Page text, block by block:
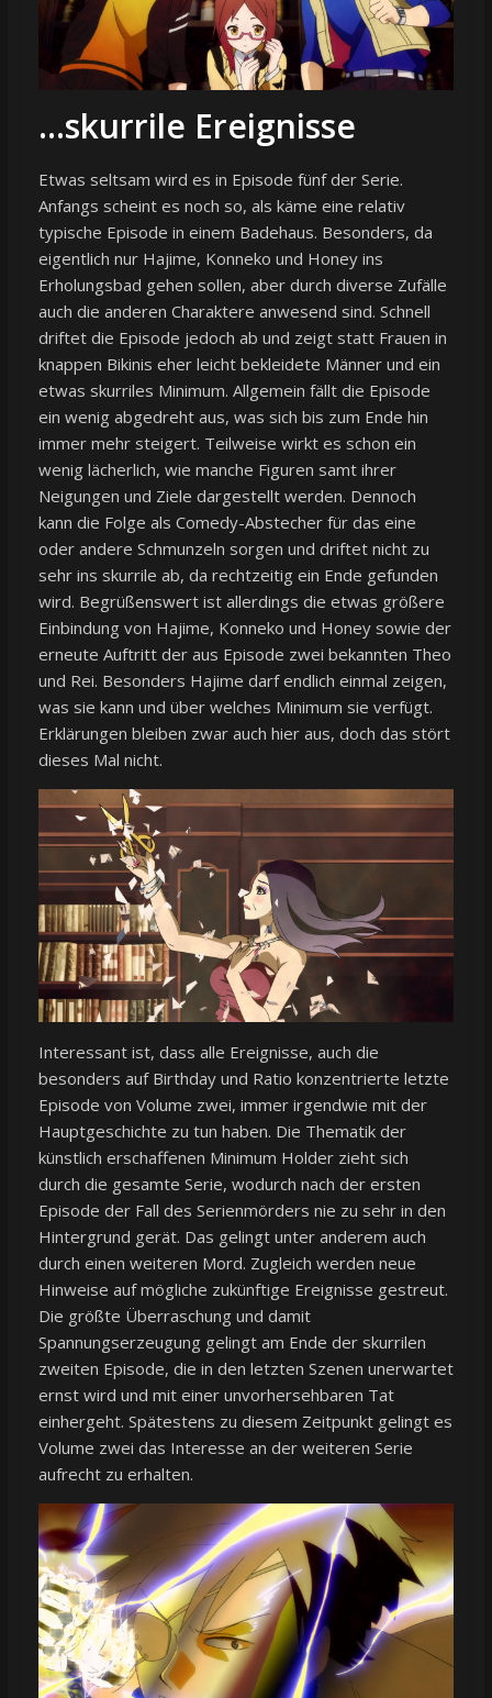
…skurrile Ereignisse
Etwas seltsam wird es in Episode fünf der Serie.
Anfangs scheint es noch so, als käme eine relativ
typische Episode in einem Badehaus. Besonders, da
eigentlich nur Hajime, Konneko und Honey ins
Erholungsbad gehen sollen, aber durch diverse Zufälle
auch die anderen Charaktere anwesend sind. Schnell
driftet die Episode jedoch ab und zeigt statt Frauen in
knappen Bikinis eher leicht bekleidete Männer und ein
etwas skurriles Minimum. Allgemein fällt die Episode
ein wenig abgedreht aus, was sich bis zum Ende hin
immer mehr steigert. Teilweise wirkt es schon ein
wenig lächerlich, wie manche Figuren samt ihrer
Neigungen und Ziele dargestellt werden. Dennoch
kann die Folge als Comedy-Abstecher für das eine
oder andere Schmunzeln sorgen und driftet nicht zu
sehr ins skurrile ab, da rechtzeitig ein Ende gefunden
wird. Begrüßenswert ist allerdings die etwas größere
Einbindung von Hajime, Konneko und Honey sowie der
erneute Auftritt der aus Episode zwei bekannten Theo
und Rei. Besonders Hajime darf endlich einmal zeigen,
was sie kann und über welches Minimum sie verfügt.
Erklärungen bleiben zwar auch hier aus, doch das stört
dieses Mal nicht.
Interessant ist, dass alle Ereignisse, auch die
besonders auf Birthday und Ratio konzentrierte letzte
Episode von Volume zwei, immer irgendwie mit der
Hauptgeschichte zu tun haben. Die Thematik der
künstlich erschaffenen Minimum Holder zieht sich
durch die gesamte Serie, wodurch nach der ersten
Episode der Fall des Serienmörders nie zu sehr in den
Hintergrund gerät. Das gelingt unter anderem auch
durch einen weiteren Mord. Zugleich werden neue
Hinweise auf mögliche zukünftige Ereignisse gestreut.
Die größte Überraschung und damit
Spannungserzeugung gelingt am Ende der skurrilen
zweiten Episode, die in den letzten Szenen unerwartet
ernst wird und mit einer unvorhersehbaren Tat
einhergeht. Spätestens zu diesem Zeitpunkt gelingt es
Volume zwei das Interesse an der weiteren Serie
aufrecht zu erhalten.